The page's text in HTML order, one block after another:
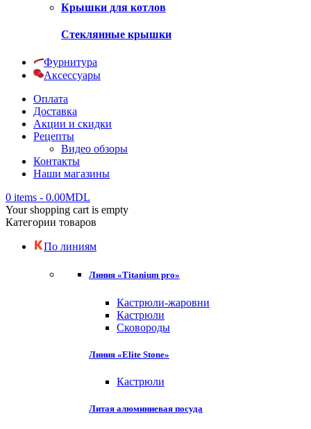
Крышки для котлов
Стеклянные крышки
Фурнитура
Аксессуары
Оплата
Доставка
Акции и скидки
Рецепты
Видео обзоры
Контакты
Наши магазины
0 items - 0.00MDL
Your shopping cart is empty
Категории товаров
По линиям
Линия «Titanium pro»
Кастрюли-жаровни
Кастрюли
Сковороды
Линия «Elite Stone»
Кастрюли
Литая алюминиевая посуда